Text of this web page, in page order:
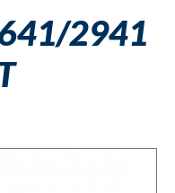
2941